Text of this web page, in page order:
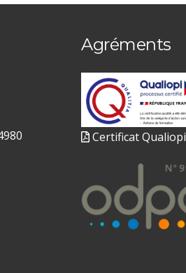
Agréments
Certificat Qualiopi